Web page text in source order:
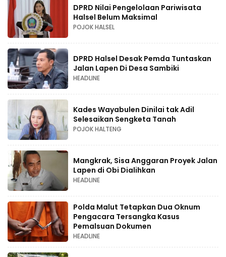
DPRD Nilai Pengelolaan Pariwisata
Halsel Belum Maksimal
POJOK HALSEL
DPRD Halsel Desak Pemda Tuntaskan
Jalan Lapen Di Desa Sambiki
HEADLINE
Kades Wayabulen Dinilai tak Adil
Selesaikan Sengketa Tanah
POJOK HALTENG
Mangkrak, Sisa Anggaran Proyek Jalan
Lapen di Obi Dialihkan
HEADLINE
Polda Malut Tetapkan Dua Oknum
Pengacara Tersangka Kasus
Pemalsuan Dokumen
HEADLINE